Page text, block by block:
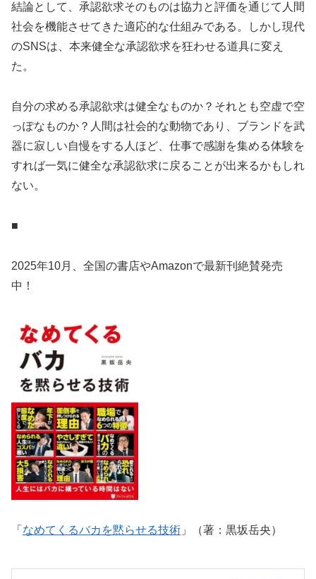
結論として、承認欲求そのものは協力と評価を通じて人間
社会を機能させてきた適応的な仕組みである。しかし現代
のSNSは、本来健全な承認欲求を狂わせる道具に変え
た。
自分の求める承認欲求は健全なものか？それとも空虚で空
っぽなものか？人間は社会的な動物であり、ブランドを武
器に寂しい自慢をする人ほど、仕事で感謝を集める体験を
すれば一気に健全な承認欲求に戻ることが出来るかもしれ
ない。
■
2025年10月、全国の書店やAmazonで最新刊絶賛発売
中！
「 なめてくるバカを黙らせる技術 」（著：黒坂岳央）